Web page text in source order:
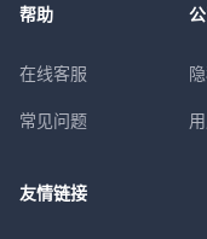
帮助
在线客服
常见问题
友情链接